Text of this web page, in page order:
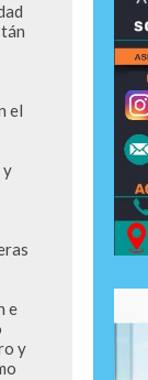
el
y
e
y